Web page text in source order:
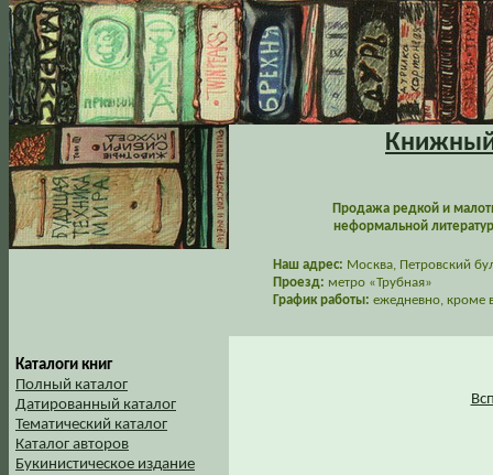
Книжный
Продажа редкой и
неформальной
Наш адрес: Москва, Петровский
Проезд: метро «Трубная»
График работы: ежедневно, кроме
Каталоги книг
Полный каталог
Датированный каталог
Тематический каталог
Каталог авторов
Букинистическое издание